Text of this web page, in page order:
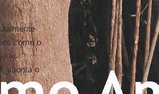
como o
aponta o